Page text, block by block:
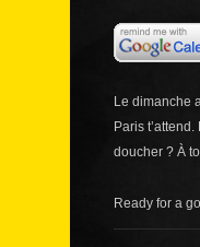
Le dimanche
Paris
doucher ? À
Ready for a